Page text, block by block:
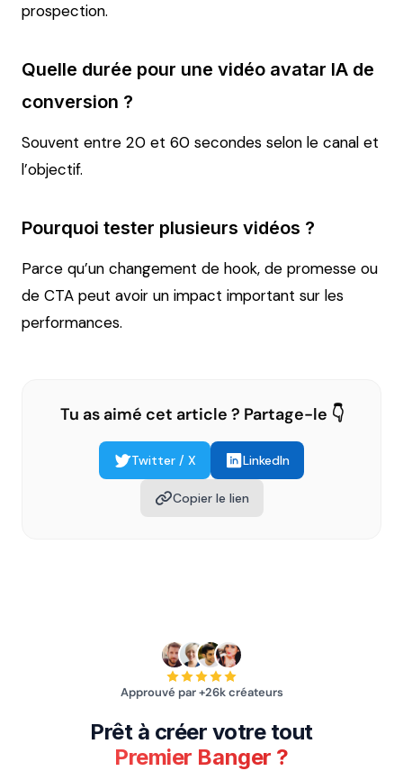
prospection.
Quelle durée pour une vidéo avatar IA de
conversion ?
Souvent entre 20 et 60 secondes selon le canal et
l’objectif.
Pourquoi tester plusieurs vidéos ?
Parce qu’un changement de hook, de promesse ou
de CTA peut avoir un impact important sur les
performances.
Tu as aimé cet article ? Partage-le 👇
Twitter / X LinkedIn
Copier le lien
Approuvé par +26k créateurs
Prêt à créer votre tout
Premier Banger ?